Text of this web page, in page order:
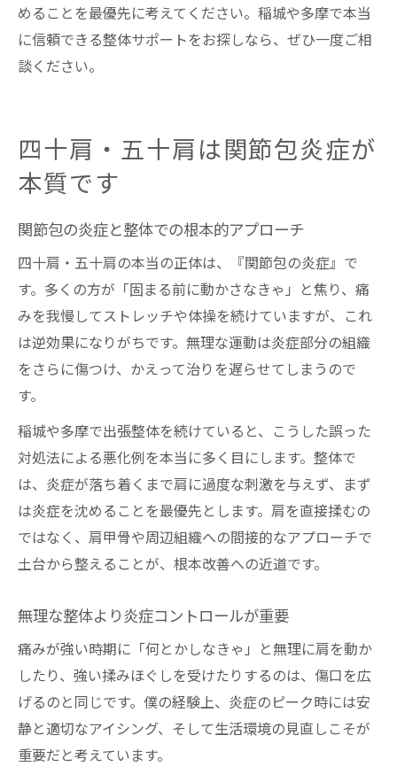
めることを最優先に考えてください。稲城や多摩で本当
に信頼できる整体サポートをお探しなら、ぜひ一度ご相
談ください。
四十肩・五十肩は関節包炎症が
本質です
関節包の炎症と整体での根本的アプローチ
四十肩・五十肩の本当の正体は、『関節包の炎症』で
す。多くの方が「固まる前に動かさなきゃ」と焦り、痛
みを我慢してストレッチや体操を続けていますが、これ
は逆効果になりがちです。無理な運動は炎症部分の組織
をさらに傷つけ、かえって治りを遅らせてしまうので
す。
稲城や多摩で出張整体を続けていると、こうした誤った
対処法による悪化例を本当に多く目にします。整体で
は、炎症が落ち着くまで肩に過度な刺激を与えず、まず
は炎症を沈めることを最優先とします。肩を直接揉むの
ではなく、肩甲骨や周辺組織への間接的なアプローチで
土台から整えることが、根本改善への近道です。
無理な整体より炎症コントロールが重要
痛みが強い時期に「何とかしなきゃ」と無理に肩を動か
したり、強い揉みほぐしを受けたりするのは、傷口を広
げるのと同じです。僕の経験上、炎症のピーク時には安
静と適切なアイシング、そして生活環境の見直しこそが
重要だと考えています。